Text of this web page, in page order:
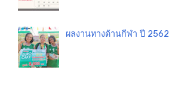
ผลงานทางด้านกีฬา ปี 2562